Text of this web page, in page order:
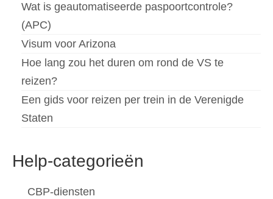
Wat is geautomatiseerde paspoortcontrole?
(APC)
Visum voor Arizona
Hoe lang zou het duren om rond de VS te
reizen?
Een gids voor reizen per trein in de Verenigde
Staten
Help-categorieën
CBP-diensten